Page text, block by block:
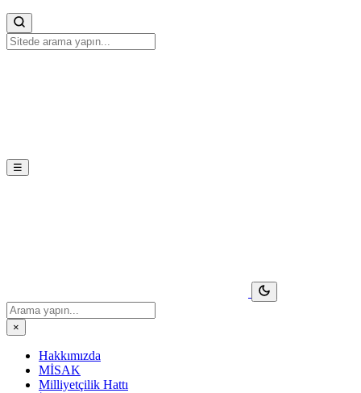
☰
×
Hakkımızda
MİSAK
Milliyetçilik Hattı